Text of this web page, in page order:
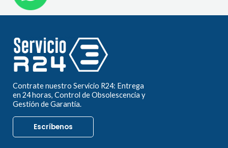
Contrate nuestro Servicio R24: Entrega
en 24 horas, Control de Obsolescencia y
Gestión de Garantía.
Escríbenos